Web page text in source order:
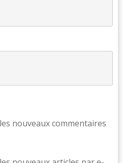
nouveaux commentaires